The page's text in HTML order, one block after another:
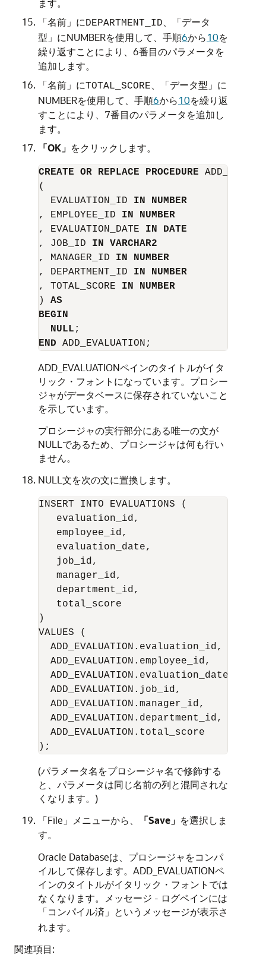
ます。
「名前」 にDEPARTMENT_ID
「データ
型」 にNUMBERを使用して、手順6から10を
繰り返すことにより、6番目のパラメータを
追加します。
「名前」 にTOTAL_SCORE 「データ型」 に
NUMBERを使用して、手順6から10を繰り返
すことにより、7番目のパラメータを追加し
ます。
「OK」 をクリックします。
CREATE OR REPLACE PROCEDURE
(
  EVALUATION_ID
IN NUMBER
, EMPLOYEE_ID IN NUMBER
, EVALUATION_DATE IN DATE
, JOB_ID IN VARCHAR2
, MANAGER_ID IN NUMBER
, DEPARTMENT_ID IN NUMBER
, TOTAL_SCORE IN NUMBER
) AS
BEGIN
NULL
END
ADD_EVALUATIONペインのタイトルがイタ
リック・フォントになっています。プロシー
ジャがデータベースに保存されていないこと
を示しています。
プロシージャの実行部分にある唯一の文が
NULL であるため、プロシージャは何も行い
ません。
NULL 文を次の文に置換します。
INSERT INTO EVALUATIONS (
   evaluation_id,
   employee_id,
   evaluation_date,
   job_id,
   manager_id,
   department_id,
   total_score
)
VALUES (
  ADD_EVALUATION.evaluation_id,
  ADD_EVALUATION.employee_id,
  ADD_EVALUATION.evaluation_date,
  ADD_EVALUATION.job_id,
  ADD_EVALUATION.manager_id,
  ADD_EVALUATION.department_id,
  ADD_EVALUATION.total_score
(パラメータ名をプロシージャ名で修飾する
と、パラメータは同じ名前の列と混同されな
くなります。)
「File」メニューから、
「Save」 を選択しま
す。
Oracle Databaseは、プロシージャをコンパ
イルして保存します。 ADD_EVALUATIONペ
インのタイトルがイタリック・フォントでは
なくなります。
メッセージ - ログペインには
「コンパイル済」
というメッセージが表示さ
れます。
関連項目: